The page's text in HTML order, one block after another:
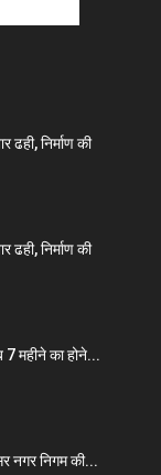
ढही, निर्माण की
ढही, निर्माण की
7 महीने का होने...
नगर निगम की...